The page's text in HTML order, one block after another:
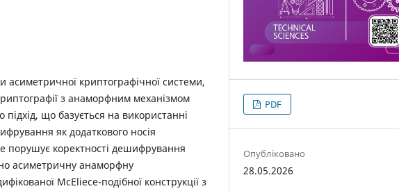
асиметричної криптографічної системи,
з анаморфним механізмом
що базується на використанні
як додаткового носія
порушує коректності дешифрування
асиметричну анаморфну
McEliece-подібної конструкції з
PDF
Опубліковано
28.05.2026